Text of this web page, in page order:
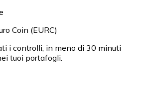
Coin (EURC)
i controlli, in meno di 30 minuti
tuoi portafogli.